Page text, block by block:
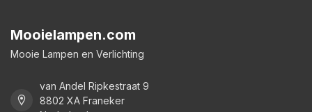
Mooielampen.com
Mooie Lampen en Verlichting
van Andel Ripkestraat 9
8802 XA Franeker